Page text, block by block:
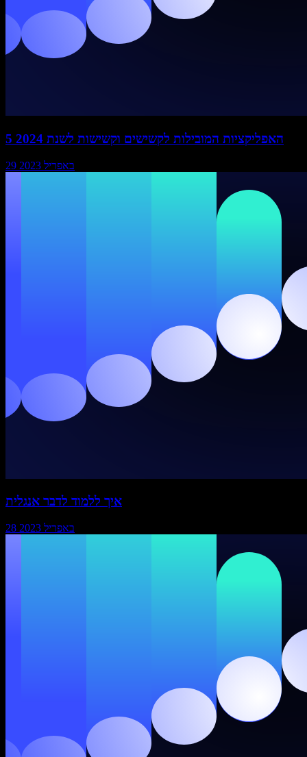
5 האפליקציות המובילות לקשישים וקשישות לשנת 2024
29 באפריל 2023
איך ללמוד לדבר אנגלית
28 באפריל 2023